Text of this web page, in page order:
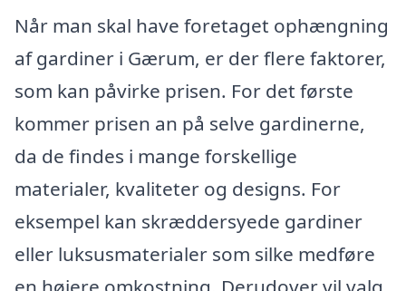
Når man skal have foretaget ophængning
af gardiner i Gærum, er der flere faktorer,
som kan påvirke prisen. For det første
kommer prisen an på selve gardinerne,
da de findes i mange forskellige
materialer, kvaliteter og designs. For
eksempel kan skræddersyede gardiner
eller luksusmaterialer som silke medføre